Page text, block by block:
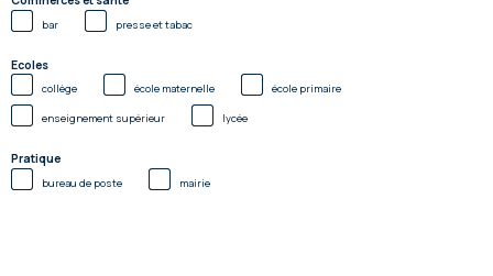
bar presse et tabac
Ecoles
collège école maternelle école primaire
enseignement supérieur lycée
Pratique
bureau de poste mairie